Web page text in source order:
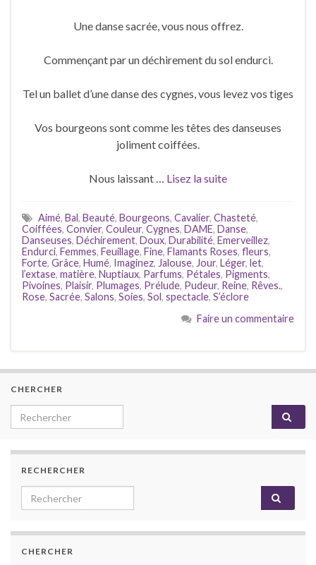
Une danse sacrée, vous nous offrez.
Commençant par un déchirement du sol endurci.
Tel un ballet d’une danse des cygnes, vous levez vos tiges
Vos bourgeons sont comme les têtes des danseuses
joliment coiffées.
Nous laissant … Lisez la suite
Aimé, Bal, Beauté, Bourgeons, Cavalier, Chasteté,
Coiffées, Convier, Couleur, Cygnes, DAME, Danse,
Danseuses, Déchirement, Doux, Durabilité, Emerveillez,
Endurci, Femmes, Feuillage, Fine, Flamants Roses, fleurs,
Forte, Grâce, Humé, Imaginez, Jalouse, Jour, Léger, let,
l’extase, matière, Nuptiaux, Parfums, Pétales, Pigments,
Pivoines, Plaisir, Plumages, Prélude, Pudeur, Reine, Rêves.,
Rose, Sacrée, Salons, Soies, Sol, spectacle, S’éclore
Faire un commentaire
CHERCHER
Search for:
RECHERCHER
Search for:
CHERCHER